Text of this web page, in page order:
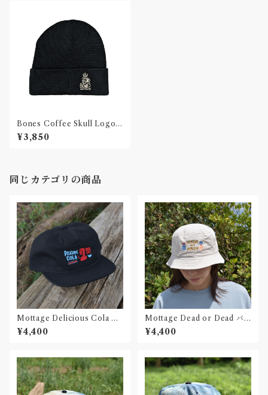
Bones Coffee Skull Logo
ロゴニットキャップ 刺繍
¥3,850
同じカテゴリの商品
Mottage Delicious Cola キ
ャンバス 5パネルキャップ
¥4,400
Mottage Dead or Dead バ
ゲットハット 刺繍
¥4,400